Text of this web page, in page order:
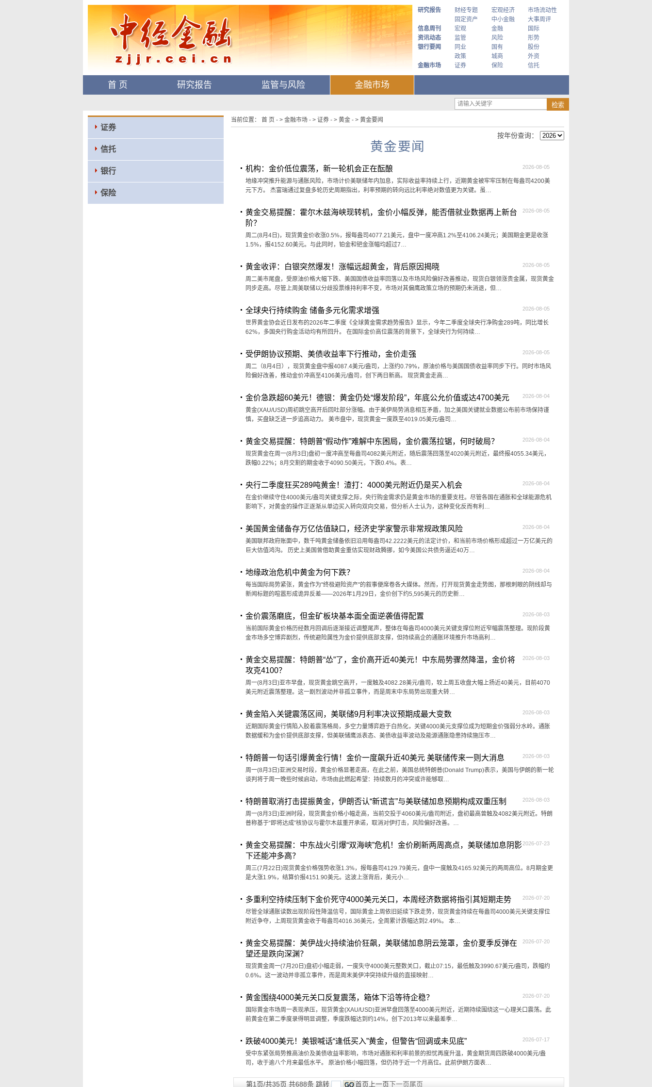
研究报告 财经专题 宏观经济
市场流动性
固定资产
中小金融
大事周评
信息周刊
宏观 金融
国际
资讯动态
监管 风险
形势
银行要闻
同业 国有
股份
政策
城商
外资
金融市场
证券 保险 信托
首 页 研究报告 监管与风险 金融市场
证券
信托
银行
保险
当前位置： 首 页 - > 金融市场 - > 证券 - > 黄金 - > 黄金要闻
按年份查询：
黄金要闻
2026-08-05
机构：金价低位震荡，新一轮机会正在酝酿
地缘冲突推升能源与通胀风险，市场计价美联储年内加息，实际收益率持续上行，近期黄金被牢牢压制在每盎司4200美
元下方。 杰富瑞通过复盘多轮历史周期指出，利率预期的转向远比利率绝对数值更为关键。虽…
2026-08-05
黄金交易提醒：霍尔木兹海峡现转机，金价小幅反弹，能否借就业数据再上新台
阶？
周二(8月4日)，现货黄金价收涨0.5%，报每盎司4077.21美元，盘中一度冲高1.2%至4106.24美元；美国期金更是收涨
1.5%，报4152.60美元。与此同时，铂金和钯金涨幅均超过7…
2026-08-05
黄金收评：白银突然爆发！涨幅远超黄金，背后原因揭晓
周二美市尾盘，受原油价格大幅下跌、美国国债收益率回落以及市场风险偏好改善推动，现货白银领涨贵金属，现货黄金
同步走高。尽管上周美联储以分歧投票维持利率不变，市场对其偏鹰政策立场的预期仍未消退，但…
2026-08-05
全球央行持续购金 储备多元化需求增强
世界黄金协会近日发布的2026年二季度《全球黄金需求趋势报告》显示，今年二季度全球央行净购金289吨，同比增长
62%，多国央行购金活动均有所回升。 在国际金价高位震荡的背景下，全球央行为何持续…
2026-08-05
受伊朗协议预期、美债收益率下行推动，金价走强
周二（8月4日），现货黄金盘中报4087.4美元/盎司，上涨约0.79%，原油价格与美国国债收益率同步下行。同时市场风
险偏好改善，推动金价冲高至4106美元/盎司，创下两日新高。 现货黄金走高…
2026-08-04
金价急跌超60美元！德银：黄金仍处“爆发阶段”，年底公允价值或达4700美元
黄金(XAU/USD)周初跳空高开后回吐部分涨幅。由于美伊局势消息相互矛盾，加之美国关键就业数据公布前市场保持谨
慎，买盘缺乏进一步追高动力。 美市盘中，现货黄金一度跌至4019.05美元/盎司…
2026-08-04
黄金交易提醒：特朗普“假动作”难解中东困局，金价震荡拉锯，何时破局？
现货黄金在周一(8月3日)盘初一度冲高至每盎司4082美元附近，随后震荡回落至4020美元附近，最终报4055.34美元，
跌幅0.22%；8月交割的期金收于4090.50美元，下跌0.4%。表…
2026-08-04
央行二季度狂买289吨黄金！渣打：4000美元附近仍是买入机会
在金价继续守住4000美元/盎司关键支撑之际，央行购金需求仍是黄金市场的重要支柱。尽管各国在通胀和全球能源危机
影响下，对黄金的操作正逐渐从单边买入转向双向交易，但分析人士认为，这种变化反而有利…
2026-08-04
美国黄金储备存万亿估值缺口，经济史学家警示非常规政策风险
美国联邦政府账面中，数千吨黄金储备依旧沿用每盎司42.2222美元的法定计价，和当前市场价格形成超过一万亿美元的
巨大估值鸿沟。 历史上美国曾借助黄金重估实现财政腾挪，如今美国公共债务逼近40万…
2026-08-04
地缘政治危机中黄金为何下跌？
每当国际局势紧张，黄金作为"终极避险资产"的叙事便席卷各大媒体。然而，打开现货黄金走势图，那根刺眼的阴线却与
新闻标题的喧嚣形成诡异反差——2026年1月29日，金价创下约5,595美元的历史新…
2026-08-03
金价震荡磨底，但金矿板块基本面全面逆袭值得配置
当前国际黄金价格历经数月回调后逐渐接近调整尾声，整体在每盎司4000美元关键支撑位附近窄幅震荡整理。现阶段黄
金市场多空博弈剧烈，传统避险属性为金价提供底部支撑，但持续高企的通胀环境推升市场高利…
2026-08-03
黄金交易提醒：特朗普“怂”了，金价高开近40美元！中东局势骤然降温，金价将
攻克4100？
周一(8月3日)亚市早盘，现货黄金跳空高开，一度触及4082.28美元/盎司，较上周五收盘大幅上扬近40美元，目前4070
美元附近震荡整理。这一剧烈波动并非孤立事件，而是周末中东局势出现重大转…
2026-08-03
黄金陷入关键震荡区间，美联储9月利率决议预期成最大变数
近期国际黄金行情陷入胶着震荡格局，多空力量博弈趋于白热化，关键4000美元支撑位成为短期金价强弱分水岭。通胀
数据缓和为金价提供底部支撑，但美联储鹰派表态、美债收益率波动及能源通胀隐患持续施压市…
2026-08-03
特朗普一句话引爆黄金行情！金价一度飙升近40美元 美联储传来一则大消息
周一(8月3日)亚洲交易时段，黄金价格显著走高，在此之前，美国总统特朗普(Donald Trump)表示，美国与伊朗的新一轮
谈判将于周一晚些时候启动，市场由此燃起希望：持续数月的冲突或许能够取…
2026-08-03
特朗普取消打击提振黄金，伊朗否认“新谎言”与美联储加息预期构成双重压制
周一(8月3日)亚洲时段，现货黄金价格小幅走高，当前交投于4060美元/盎司附近，盘初最高曾触及4082美元附近。特朗
普称基于“即将达成”核协议与霍尔木兹重开承诺，取消对伊打击，风险偏好改善。…
2026-07-23
黄金交易提醒：中东战火引爆“双海峡”危机！金价刷新两周高点，美联储加息阴影
下还能冲多高？
周三(7月22日)现货黄金价格强势收涨1.3%，报每盎司4129.79美元，盘中一度触及4165.92美元的两周高位。8月期金更
是大涨1.9%，结算价报4151.90美元。这波上涨背后，美元小…
2026-07-20
多重利空持续压制下金价死守4000美元关口，本周经济数据将指引其短期走势
尽管全球通胀读数出现阶段性降温信号，国际黄金上周依旧延续下跌走势，现货黄金持续在每盎司4000美元关键支撑位
附近争夺，上周现货黄金收于每盎司4016.36美元，全周累计跌幅达到2.49%。 本…
2026-07-20
黄金交易提醒：美伊战火持续油价狂飙，美联储加息阴云笼罩，金价夏季反弹在
望还是跌向深渊？
现货黄金周一(7月20日)盘初小幅走弱，一度失守4000美元整数关口，截止07:15，最低触及3990.67美元/盎司，跌幅约
0.6%。这一波动并非孤立事件，而是周末美伊冲突持续升级的直接映射…
2026-07-20
黄金围绕4000美元关口反复震荡，箱体下沿等待企稳？
国际黄金市场周一表现承压，现货黄金(XAU/USD)亚洲早盘回落至4000美元附近，近期持续围绕这一心理关口震荡。此
前黄金在第二季度录得明显调整，季度跌幅达到约14%，创下2013年以来最差季…
2026-07-17
跌破4000美元！美银喊话“逢低买入”黄金，但警告“回调或未见底”
受中东紧张局势推高油价及美债收益率影响，市场对通胀和利率前景的担忧再度升温，黄金期货周四跌破4000美元/盎
司，收于逾八个月来最低水平。 原油价格小幅回落，但仍持于近一个月高位。此前伊朗方面表…
第1页/共35页 共688条 跳转 首页 上一页下一页尾页